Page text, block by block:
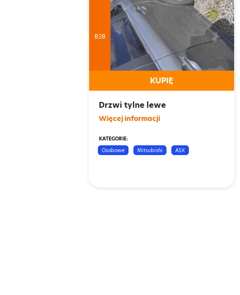
B2B
KUPIĘ
Drzwi tylne lewe
Więcej informacji
KATEGORIE:
Osobowe
Mitsubishi ASX